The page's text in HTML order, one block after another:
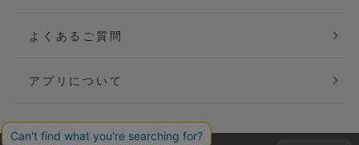
よくあるご質問
アプリについて